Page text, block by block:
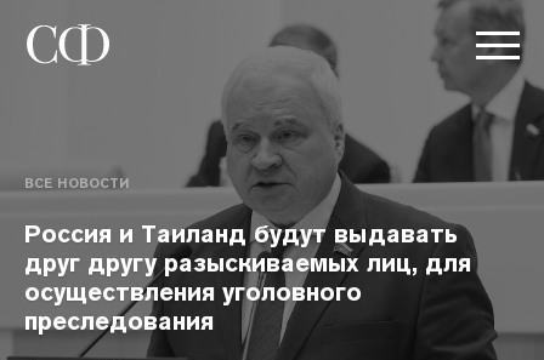
ВСЕ НОВОСТИ
Россия и Таиланд будут выдавать
друг другу разыскиваемых лиц, для
осуществления уголовного
преследования